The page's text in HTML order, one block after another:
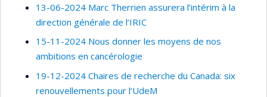
13-06-2024 Marc Therrien assurera l’intérim à la
direction générale de l’IRIC
15-11-2024 Nous donner les moyens de nos
ambitions en cancérologie
19-12-2024 Chaires de recherche du Canada: six
renouvellements pour l’UdeM